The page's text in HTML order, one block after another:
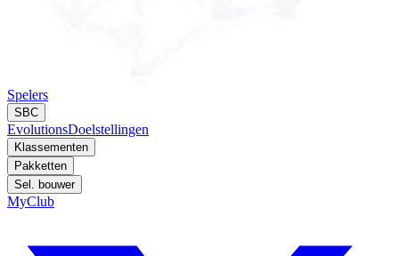
Spelers
SBC
EvolutionsDoelstellingen
Klassementen
Pakketten
Sel. bouwer
MyClub